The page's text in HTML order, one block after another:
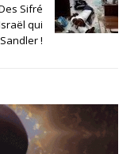
Sifré
qui
!